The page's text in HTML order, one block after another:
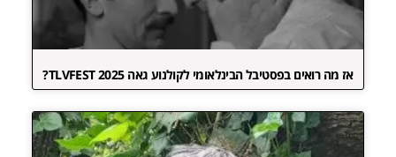
אז מה רואים בפסטיבל הבינלאומי לקולנוע גאה TLVFEST 2025?